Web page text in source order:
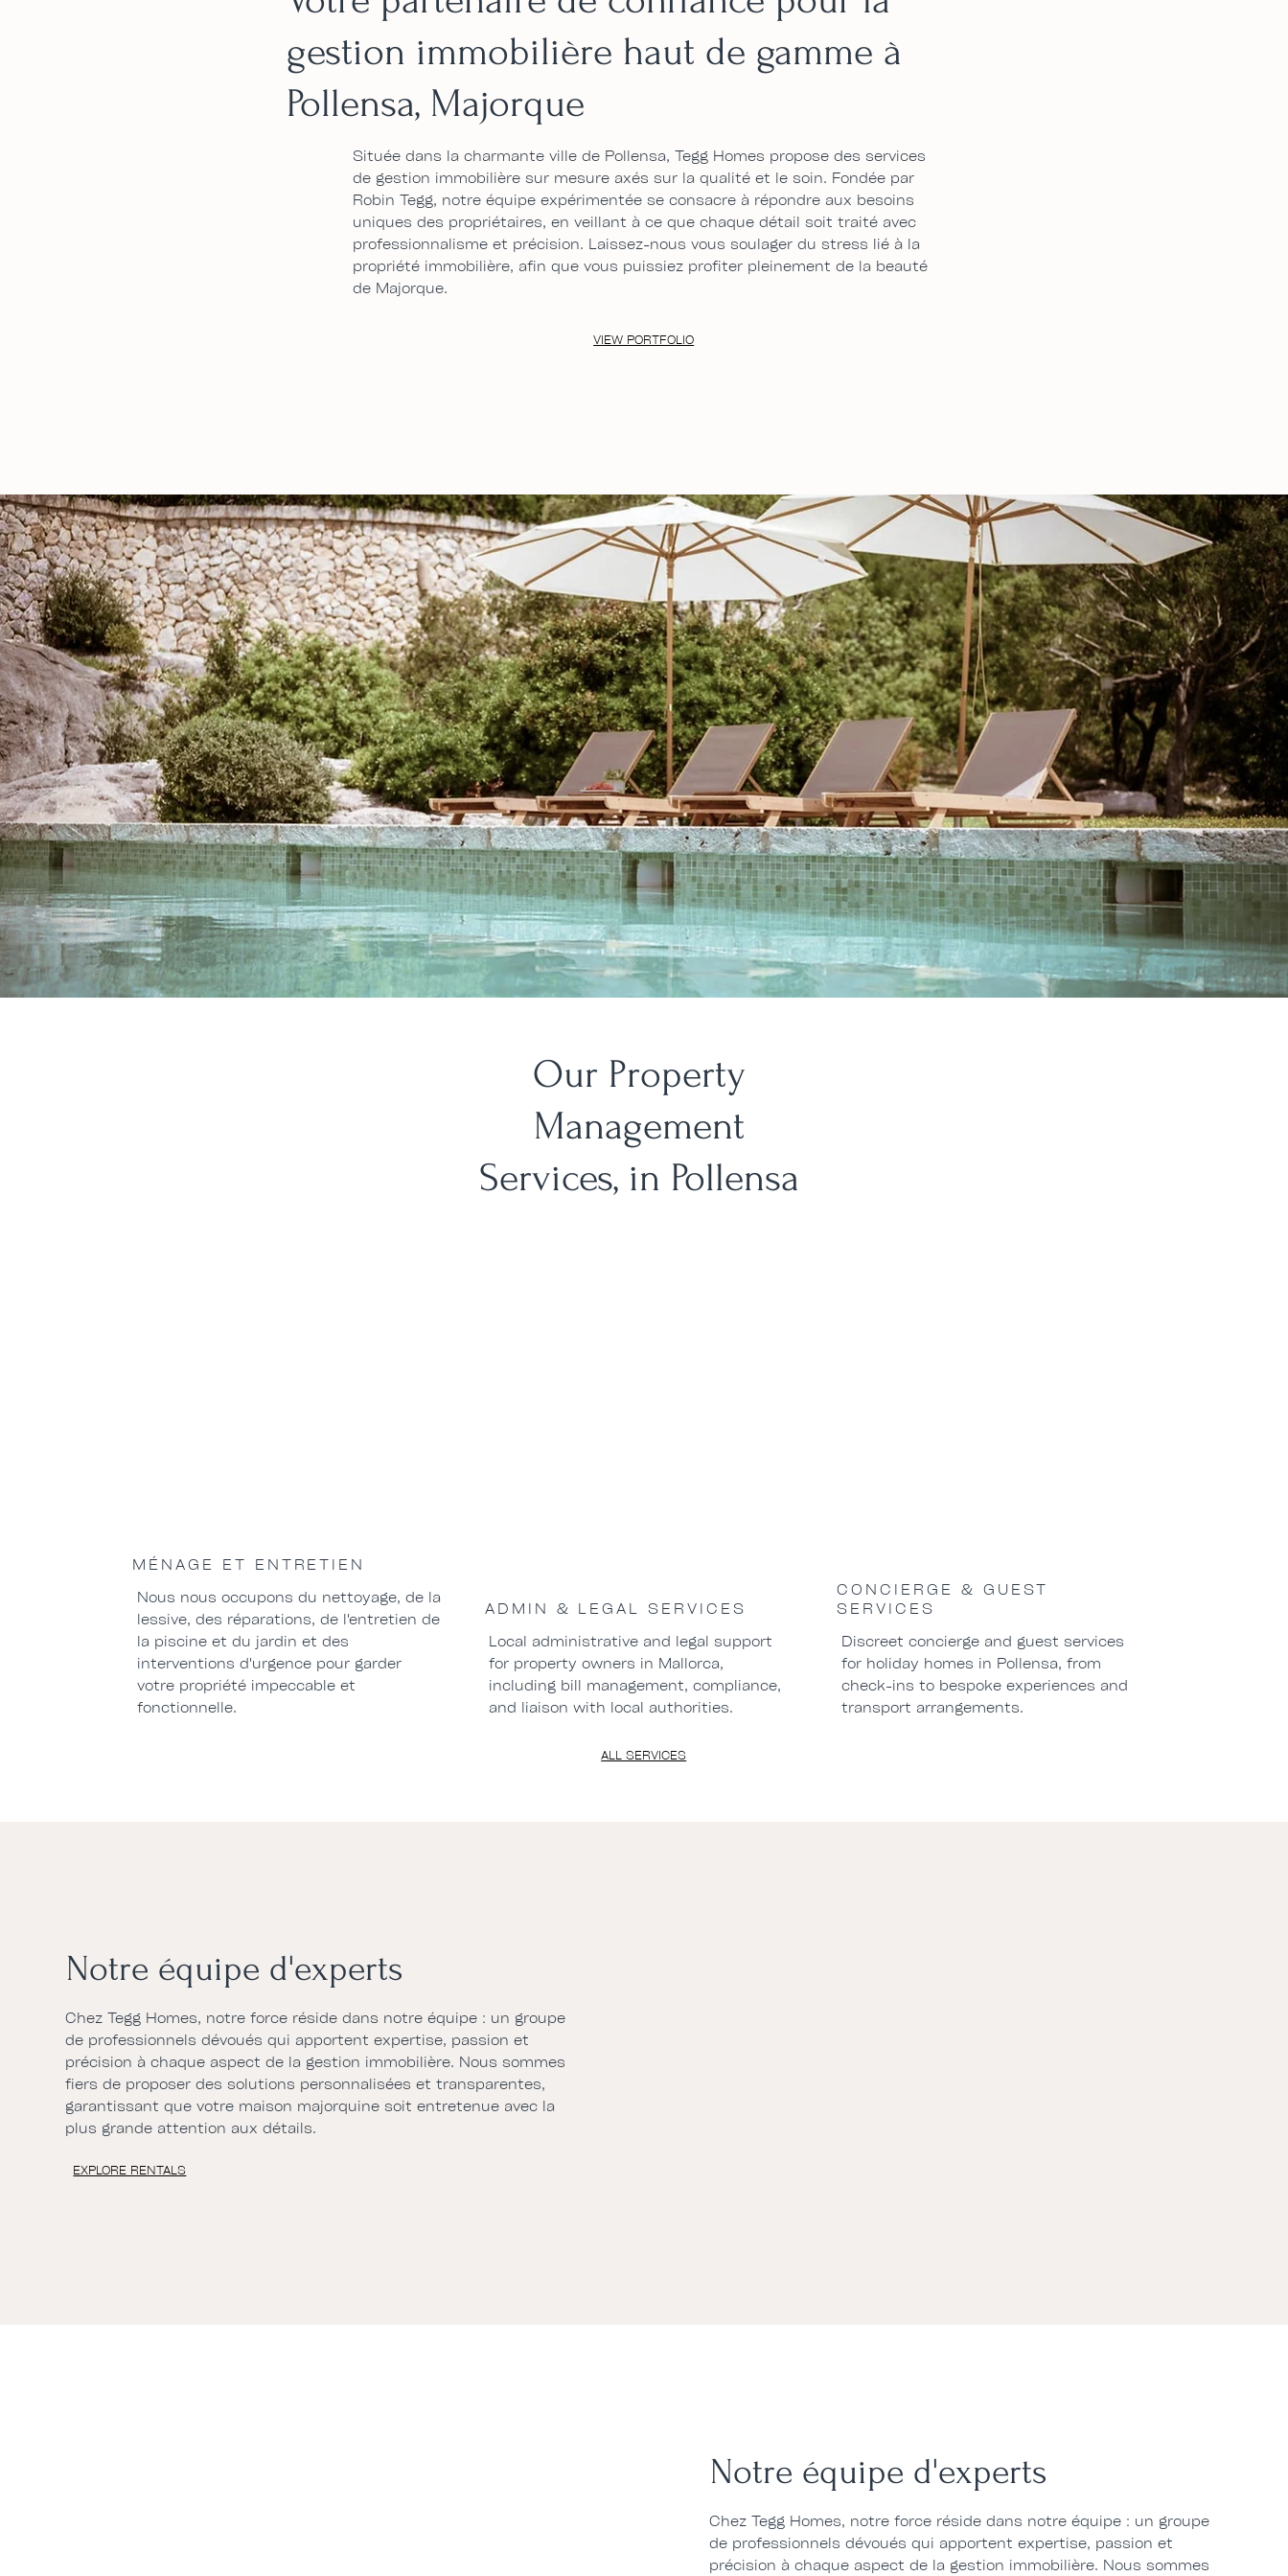
gestion immobilière haut de gamme à
Pollensa, Majorque
Située dans la charmante ville de Pollensa, Tegg Homes propose des services
de gestion immobilière sur mesure axés sur la qualité et le soin. Fondée par
Robin Tegg, notre équipe expérimentée se consacre à répondre aux besoins
uniques des propriétaires, en veillant à ce que chaque détail soit traité avec
professionnalisme et précision. Laissez-nous vous soulager du stress lié à la
propriété immobilière, afin que vous puissiez profiter pleinement de la beauté
de Majorque.
VIEW PORTFOLIO
Our Property
Management
Services, in Pollensa
MÉNAGE ET ENTRETIEN
Nous nous occupons du nettoyage, de la
lessive, des réparations, de l'entretien de
la piscine et du jardin et des
interventions d'urgence pour garder
votre propriété impeccable et
fonctionnelle.
ADMIN & LEGAL SERVICES
Local administrative and legal support
for property owners in Mallorca,
including bill management, compliance,
and liaison with local authorities.
CONCIERGE & GUEST
SERVICES
Discreet concierge and guest services
for holiday homes in Pollensa, from
check-ins to bespoke experiences and
transport arrangements.
ALL SERVICES
Notre équipe d'experts
Chez Tegg Homes, notre force réside dans notre équipe : un groupe
de professionnels dévoués qui apportent expertise, passion et
précision à chaque aspect de la gestion immobilière. Nous sommes
fiers de proposer des solutions personnalisées et transparentes,
garantissant que votre maison majorquine soit entretenue avec la
plus grande attention aux détails.
EXPLORE RENTALS
Notre équipe d'experts
Chez Tegg Homes, notre force réside dans notre équipe : un groupe
de professionnels dévoués qui apportent expertise, passion et
précision à chaque aspect de la gestion immobilière. Nous sommes